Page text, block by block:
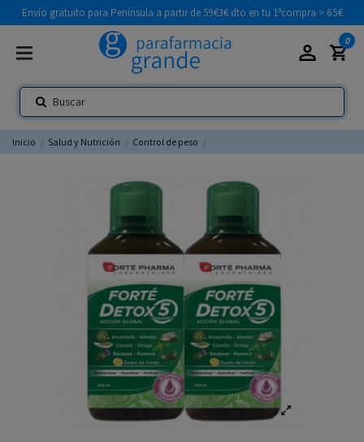
Envío gratuito para Península a partir de 59€3€ dto en tu 1ªcompra > 65€
0
Inicio Salud y Nutrición Control de peso